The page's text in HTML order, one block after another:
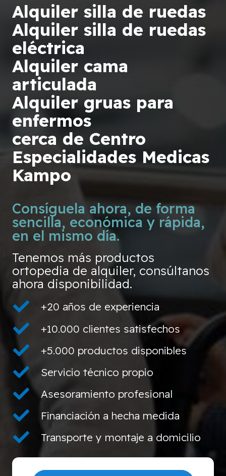
Alquiler silla de ruedas
Alquiler silla de ruedas
eléctrica
Alquiler cama
articulada
Alquiler gruas para
enfermos
cerca de Centro
Especialidades Medicas
Kampo
Consíguela ahora, de forma
sencilla, económica y rápida,
en el mismo día.
Tenemos más productos
ortopedia de alquiler, consúltanos
ahora disponibilidad.
+20 años de experiencia
+10.000 clientes satisfechos
+5.000 productos disponibles
Servicio técnico propio
Asesoramiento profesional
Financiación a hecha medida
Transporte y montaje a domicilio